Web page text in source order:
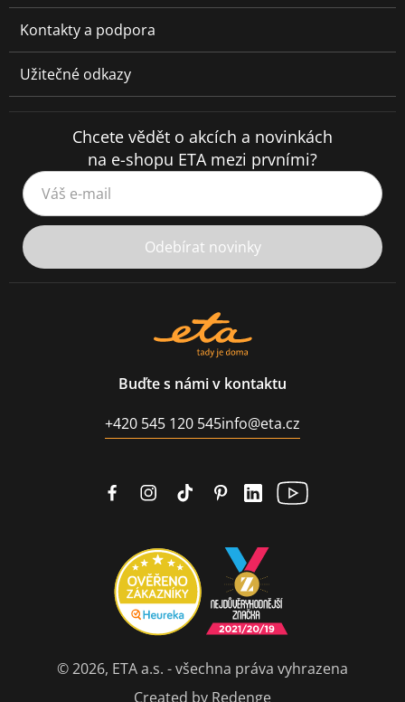
Kontakty a podpora
Užitečné odkazy
Chcete vědět o akcích a novinkách
na e-shopu ETA mezi prvními?
Váš e-mail
Odebírat novinky
Buďte s námi v kontaktu
+420 545 120 545info@eta.cz
© 2026, ETA a.s. - všechna práva vyhrazena
Created by Redenge